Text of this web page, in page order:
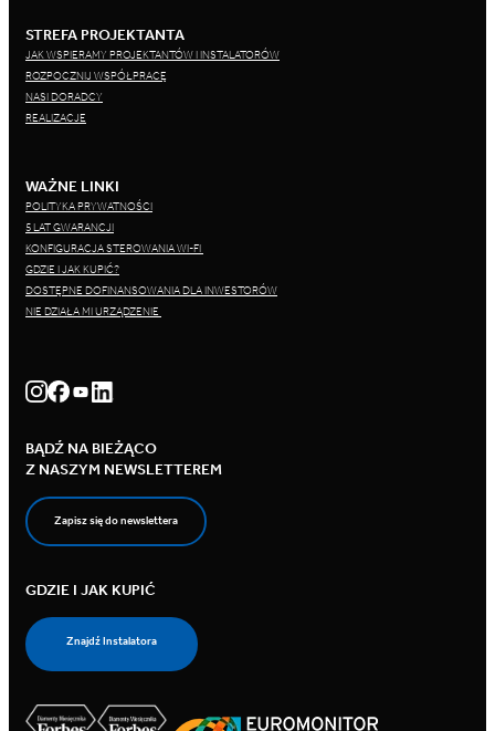
STREFA PROJEKTANTA
JAK WSPIERAMY PROJEKTANTÓW I INSTALATORÓW
ROZPOCZNIJ WSPÓŁPRACĘ
NASI DORADCY
REALIZACJE
WAŻNE LINKI
POLITYKA PRYWATNOŚCI
5 LAT GWARANCJI
KONFIGURACJA STEROWANIA WI-FI
GDZIE I JAK KUPIĆ?
DOSTĘPNE DOFINANSOWANIA DLA INWESTORÓW
NIE DZIAŁA MI URZĄDZENIE
BĄDŹ NA BIEŻĄCO
Z NASZYM NEWSLETTEREM
Zapisz się do newslettera
GDZIE I JAK KUPIĆ
Znajdź Instalatora